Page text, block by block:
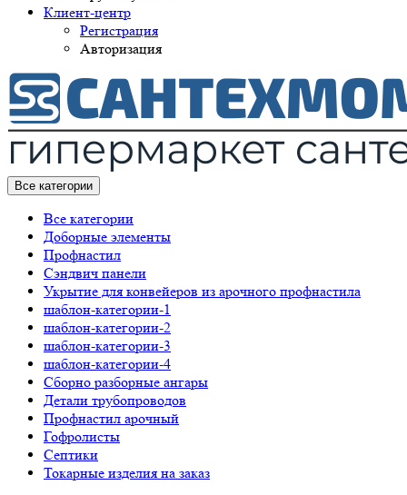
Клиент-центр
Регистрация
Авторизация
Все категории
Все категории
Доборные элементы
Профнастил
Сэндвич панели
Укрытие для конвейеров из арочного профнастила
шаблон-категории-1
шаблон-категории-2
шаблон-категории-3
шаблон-категории-4
Сборно разборные ангары
Детали трубопроводов
Профнастил арочный
Гофролисты
Септики
Токарные изделия на заказ